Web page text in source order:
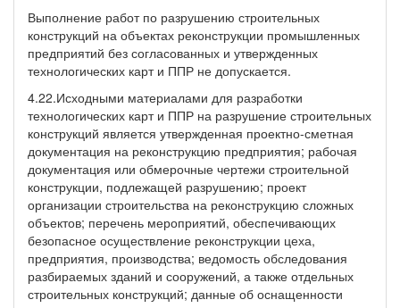
Выполнение работ по разрушению строительных
конструкций на объектах реконструкции промышленных
предприятий без согласованных и утвержденных
технологических карт и ППР не допускается.
4.22.Исходными материалами для разработки
технологических карт и ППР на разрушение строительных
конструкций является утвержденная проектно-сметная
документация на реконструкцию предприятия; рабочая
документация или обмерочные чертежи строительной
конструкции, подлежащей разрушению; проект
организации строительства на реконструкцию сложных
объектов; перечень мероприятий, обеспечивающих
безопасное осуществление реконструкции цеха,
предприятия, производства; ведомость обследования
разбираемых зданий и сооружений, а также отдельных
строительных конструкций; данные об оснащенности